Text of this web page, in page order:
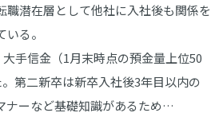
職潜在層として他社に入社後も関係を
る。
手信金（1月末時点の預金量上位50
第二新卒は新卒入社後3年目以内の
ナーなど基礎知識があるため…